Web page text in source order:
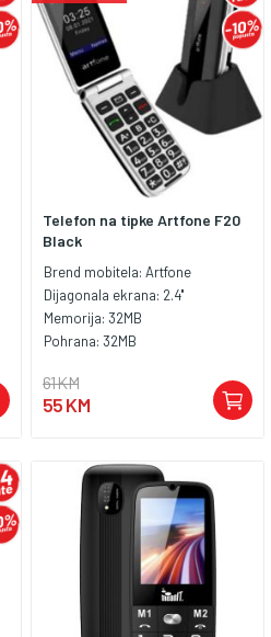
Telefon na tipke Artfone F20
Black
Brend mobitela: Artfone
Dijagonala ekrana: 2.4''
Memorija: 32MB
Pohrana: 32MB
61 KM
55 KM